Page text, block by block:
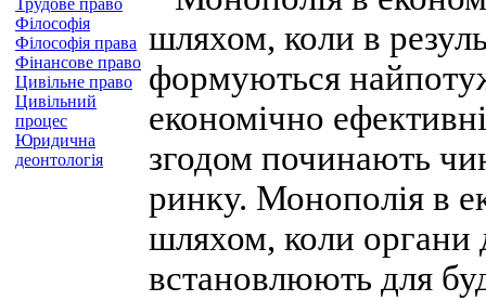
Трудове право
Філософія
Філософія права
Фінансове право
Цивільне право
Цивільний
процес
Юридична
деонтологія
шляхом, коли в
формуються
економічно
згодом починають
ринку. Монополія в
шляхом, коли органи
встановлюють для